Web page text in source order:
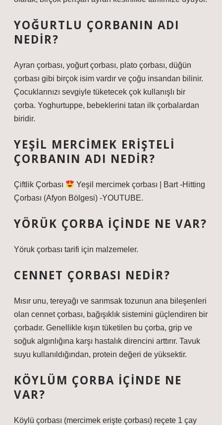
YOĞURTLU ÇORBANIN ADI
NEDIR?
Ayran çorbası, yoğurt çorbası, plato çorbası, düğün
çorbası gibi birçok isim vardır ve çoğu insandan bilinir.
Çocuklarınızı sevgiyle tüketecek çok kullanışlı bir
çorba. Yoghurtuppe, bebeklerini tatan ilk çorbalardan
biridir.
YEŞIL MERCIMEK ERIŞTELI
ÇORBANIN ADI NEDIR?
Çiftlik Çorbası
Yeşil mercimek çorbası | Bart -Hitting
Çorbası (Afyon Bölgesi) -YOUTUBE.
YÖRÜK ÇORBA IÇINDE NE VAR?
Yöruk çorbası tarifi için malzemeler.
CENNET ÇORBASI NEDIR?
Mısır unu, tereyağı ve sarımsak tozunun ana bileşenleri
olan cennet çorbası, bağışıklık sistemini güçlendiren bir
çorbadır. Genellikle kışın tüketilen bu çorba, grip ve
soğuk algınlığına karşı hastalık direncini arttırır. Tavuk
suyu kullanıldığından, protein değeri de yüksektir.
KÖYLÜM ÇORBA IÇINDE NE
VAR?
Köylü çorbası (mercimek erişte çorbası) reçete 1 çay